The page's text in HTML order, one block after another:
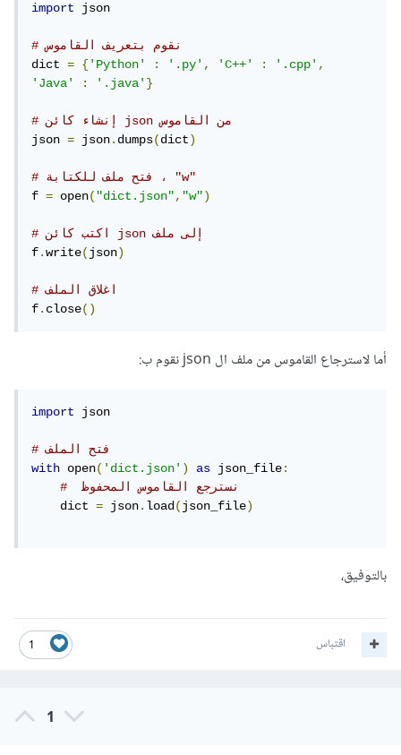
import
json
# نقوم بتعريف القاموس
dict = {'Python' : '.py', 'C++' : '.cpp',
'Java'
: '.java'}
# إنشاء كائن json من القاموس
json = json.dumps(dict)
# فتح ملف للكتابة ، "w"
f = open("dict.json","w")
# اكتب كائن json إلى ملف
f.write(json)
# اغلاق الملف
f.close()
أما لاسترجاع القاموس من ملف ال json نقوم ب:
import json
# فتح الملف
with open('dict.json') as json_file:
#  نسترجع القاموس المحفوظ
    dict
= json.load(json_file)
بالتوفيق،
1 اقتباس
1